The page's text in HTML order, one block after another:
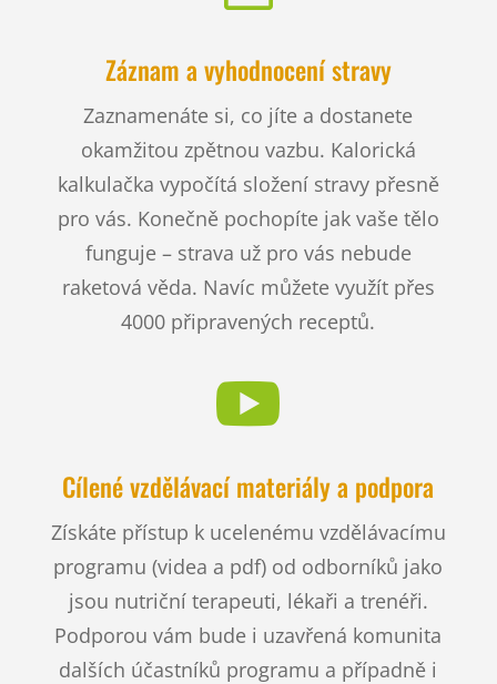
Záznam a vyhodnocení stravy
Zaznamenáte si, co jíte a dostanete
okamžitou zpětnou vazbu. Kalorická
kalkulačka vypočítá složení stravy přesně
pro vás. Konečně pochopíte jak vaše tělo
funguje – strava už pro vás nebude
raketová věda. Navíc můžete využít přes
4000 připravených receptů.

Cílené vzdělávací materiály a podpora
Získáte přístup k ucelenému vzdělávacímu
programu (videa a pdf) od odborníků jako
jsou nutriční terapeuti, lékaři a trenéři.
Podporou vám bude i uzavřená komunita
dalších účastníků programu a případně i